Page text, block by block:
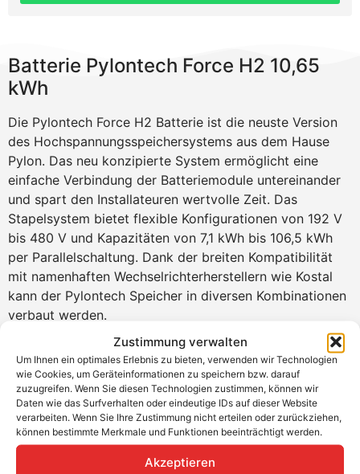
Zustimmung verwalten
Um Ihnen ein optimales Erlebnis zu bieten, verwenden wir Technologien
wie Cookies, um Geräteinformationen zu speichern bzw. darauf
zuzugreifen. Wenn Sie diesen Technologien zustimmen, können wir
Daten wie das Surfverhalten oder eindeutige IDs auf dieser Website
verarbeiten. Wenn Sie Ihre Zustimmung nicht erteilen oder zurückziehen,
können bestimmte Merkmale und Funktionen beeinträchtigt werden.
Akzeptieren
Batterie Pylontech Force H2 10,65
kWh
Die Pylontech Force H2 Batterie ist die neuste Version
des Hochspannungsspeichersystems aus dem Hause
Pylon. Das neu konzipierte System ermöglicht eine
einfache Verbindung der Batteriemodule untereinander
und spart den Installateuren wertvolle Zeit. Das
Stapelsystem bietet flexible Konfigurationen von 192 V
bis 480 V und Kapazitäten von 7,1 kWh bis 106,5 kWh
per Parallelschaltung. Dank der breiten Kompatibilität
mit namenhaften Wechselrichterherstellern wie Kostal
kann der Pylontech Speicher in diversen Kombinationen
verbaut werden.
Wie du an die aktuellste Firmware für den Speicher
kommst, erfährst du in unserem Techtipp!
Produktvorteile Pylontech Force H2 10,65
kWh
Flexibles Modular-Design